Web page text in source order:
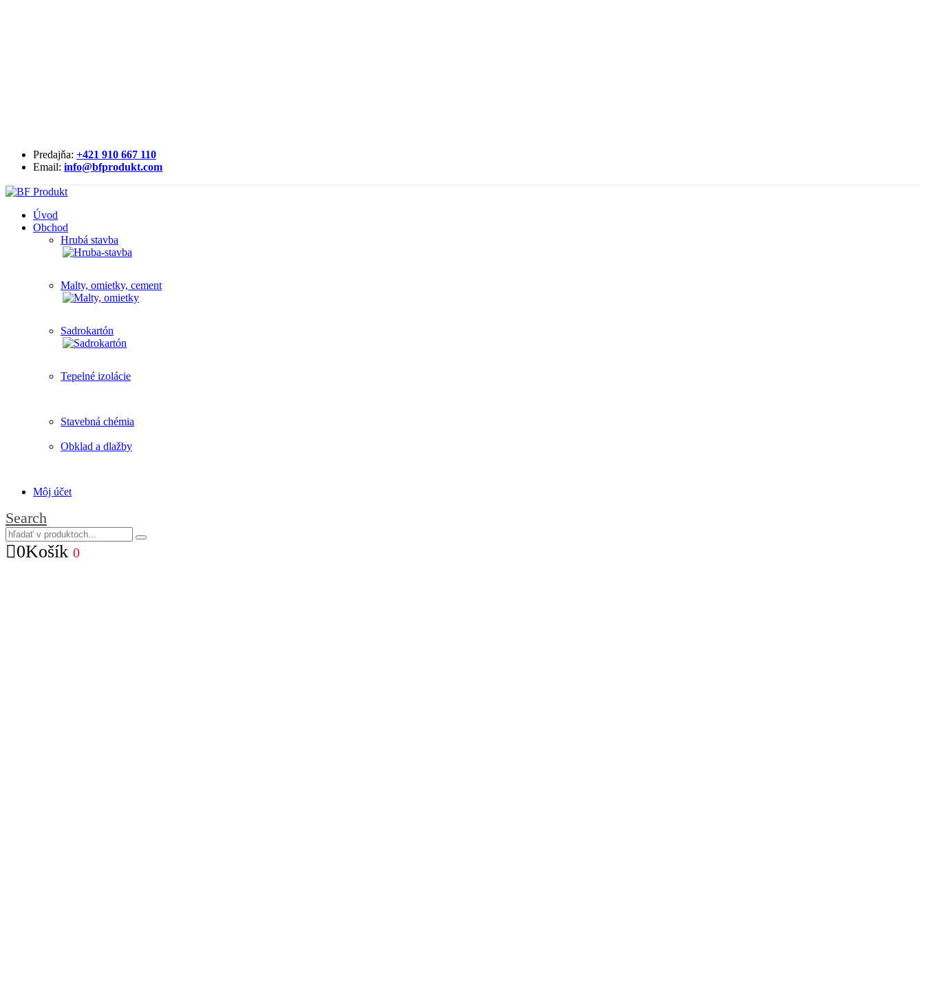
Predajňa: +421 910 667 110
Email: info@bfprodukt.com
Úvod
Obchod
Hrubá stavba
Malty, omietky, cement
Sadrokartón
Tepelné izolácie
Stavebná chémia
Obklad a dlažby
Môj účet
Search
0Košík 0